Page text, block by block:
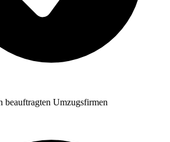
beauftragten Umzugsfirmen